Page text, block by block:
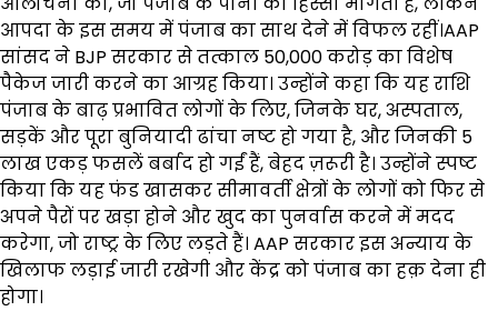
आपदा के इस समय में पंजाब का साथ देने में विफल रहीं।AAP
सांसद ने BJP सरकार से तत्काल ₹50,000 करोड़ का विशेष
पैकेज जारी करने का आग्रह किया। उन्होंने कहा कि यह राशि
पंजाब के बाढ़ प्रभावित लोगों के लिए, जिनके घर, अस्पताल,
सड़कें और पूरा बुनियादी ढांचा नष्ट हो गया है, और जिनकी 5
लाख एकड़ फसलें बर्बाद हो गईं हैं, बेहद ज़रूरी है। उन्होंने स्पष्ट
किया कि यह फंड खासकर सीमावर्ती क्षेत्रों के लोगों को फिर से
अपने पैरों पर खड़ा होने और खुद का पुनर्वास करने में मदद
करेगा, जो राष्ट्र के लिए लड़ते हैं। AAP सरकार इस अन्याय के
खिलाफ लड़ाई जारी रखेगी और केंद्र को पंजाब का हक़ देना ही
होगा।